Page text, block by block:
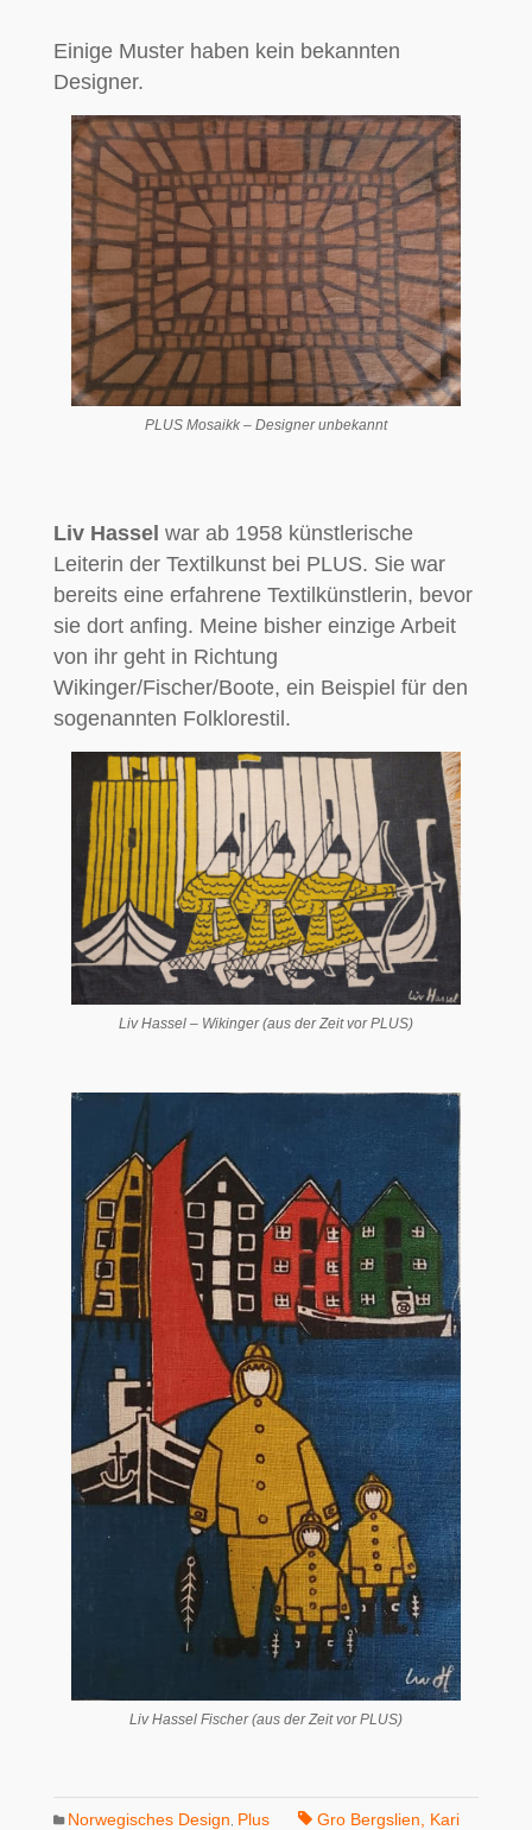
Einige Muster haben kein bekannten
Designer.
PLUS Mosaikk – Designer unbekannt
Liv Hassel war ab 1958 künstlerische
Leiterin der Textilkunst bei PLUS. Sie war
bereits eine erfahrene Textilkünstlerin, bevor
sie dort anfing. Meine bisher einzige Arbeit
von ihr geht in Richtung
Wikinger/Fischer/Boote, ein Beispiel für den
sogenannten Folklorestil.
Liv Hassel – Wikinger (aus der Zeit vor PLUS)
Liv Hassel Fischer (aus der Zeit vor PLUS)
Norwegisches Design Plus Gro Bergslien
Kari